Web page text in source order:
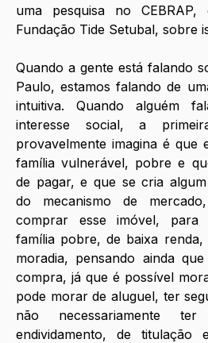
uma pesquisa no
Fundação Tide Setubal, sobre
Quando a gente está falando
Paulo, estamos falando de
intuitiva. Quando alguém
interesse social, a
provavelmente imagina é que
família vulnerável, pobre e
de pagar, e que se cria
do mecanismo de
comprar esse imóvel, para
família pobre, de baixa renda,
moradia, pensando ainda
compra, já que é possível
pode morar de aluguel, ter
não necessariamente
endividamento, de